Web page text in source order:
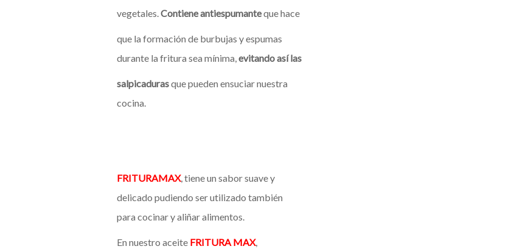
vegetales.Contiene antiespumanteque hace
que la formación de burbujas y espumas
durante la fritura sea mínima,evitando así las
salpicadurasque pueden ensuciar nuestra
cocina.
FRITURAMAX, tiene un sabor suave y
delicado pudiendo ser utilizado también
para cocinar y aliñar alimentos.
En nuestro aceite FRITURA MAX,